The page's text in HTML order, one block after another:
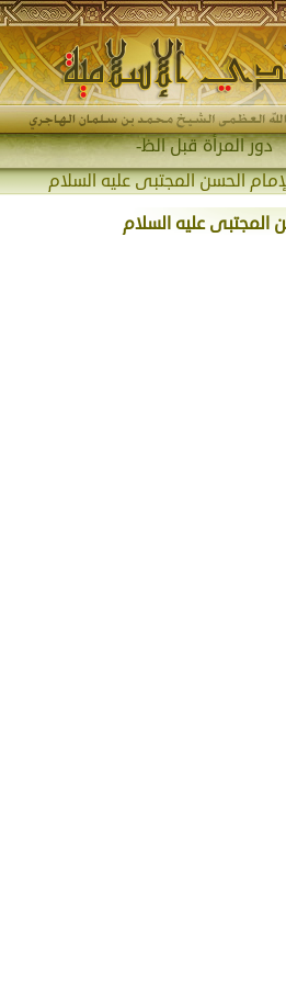
دور المرأة قبل الظهور وب-
الحسن المجتبى عليه السلام
عليه السلام